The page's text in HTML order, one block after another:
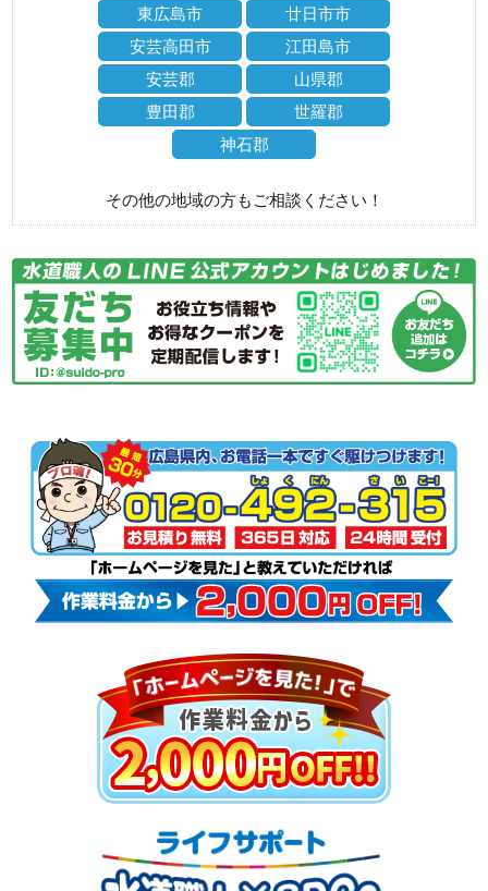
東広島市
廿日市市
安芸高田市
江田島市
安芸郡
山県郡
豊田郡
世羅郡
神石郡
その他の地域の方もご相談ください！